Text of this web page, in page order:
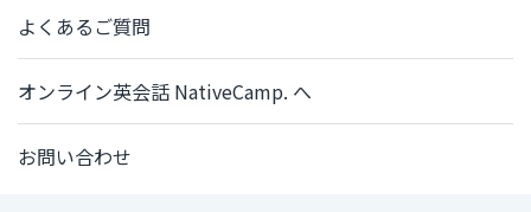
よくあるご質問
オンライン英会話 NativeCamp. へ
お問い合わせ